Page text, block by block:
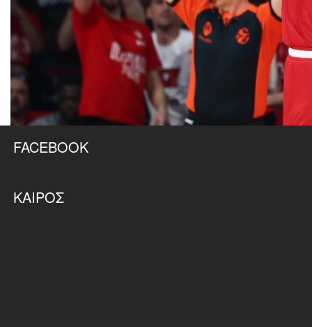
FACEBOOK
ΚΑΙΡΌΣ